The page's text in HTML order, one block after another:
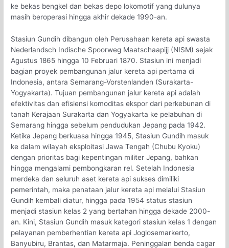
ke bekas bengkel dan bekas depo lokomotif yang dulunya
masih beroperasi hingga akhir dekade 1990-an.
Stasiun Gundih dibangun oleh Perusahaan kereta api swasta
Nederlandsch Indische Spoorweg Maatschaapijj (NISM) sejak
Agustus 1865 hingga 10 Februari 1870. Stasiun ini menjadi
bagian proyek pembangunan jalur kereta api pertama di
Indonesia, antara Semarang-Vorstenlanden (Surakarta-
Yogyakarta). Tujuan pembangunan jalur kereta api adalah
efektivitas dan efisiensi komoditas ekspor dari perkebunan di
tanah Kerajaan Surakarta dan Yogyakarta ke pelabuhan di
Semarang hingga sebelum pendudukan Jepang pada 1942.
Ketika Jepang berkuasa hingga 1945, Stasiun Gundih masuk
ke dalam wilayah eksploitasi Jawa Tengah (Chubu Kyoku)
dengan prioritas bagi kepentingan militer Jepang, bahkan
hingga mengalami pembongkaran rel. Setelah Indonesia
merdeka dan seluruh aset kereta api sukses dimiliki
pemerintah, maka penataan jalur kereta api melalui Stasiun
Gundih kembali diatur, hingga pada 1954 status stasiun
menjadi stasiun kelas 2 yang bertahan hingga dekade 2000-
an. Kini, Stasiun Gundih masuk kategori stasiun kelas 1 dengan
pelayanan pemberhentian kereta api Joglosemarkerto,
Banyubiru, Brantas, dan Matarmaja. Peninggalan benda cagar